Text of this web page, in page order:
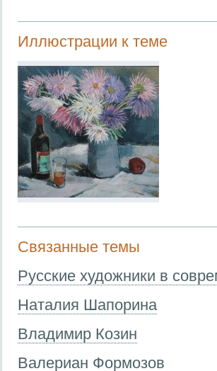
Иллюстрации к теме
Связанные темы
Русские художники в
Наталия Шапорина
Владимир Козин
Валериан Формозов